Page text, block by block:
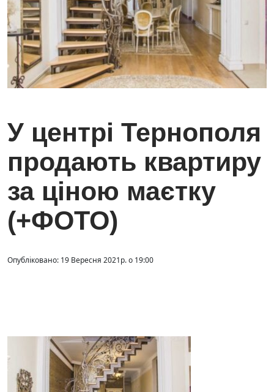
У центрі Тернополя
продають квартиру
за ціною маєтку
(+ФОТО)
Опубліковано: 19 Вересня 2021р. о 19:00